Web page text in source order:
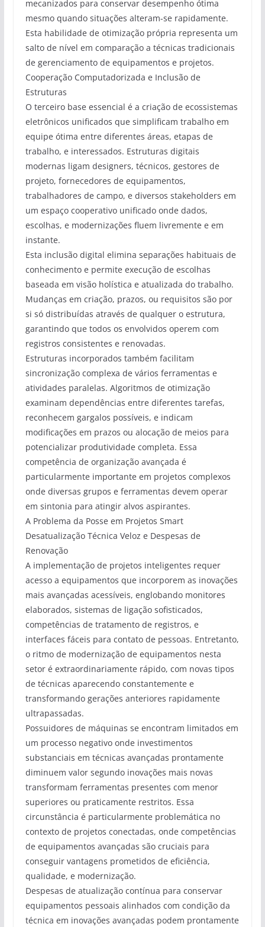
mecanizados para conservar desempenho ótima
mesmo quando situações alteram-se rapidamente.
Esta habilidade de otimização própria representa um
salto de nível em comparação a técnicas tradicionais
de gerenciamento de equipamentos e projetos.
Cooperação Computadorizada e Inclusão de
Estruturas
O terceiro base essencial é a criação de ecossistemas
eletrônicos unificados que simplificam trabalho em
equipe ótima entre diferentes áreas, etapas de
trabalho, e interessados. Estruturas digitais
modernas ligam designers, técnicos, gestores de
projeto, fornecedores de equipamentos,
trabalhadores de campo, e diversos stakeholders em
um espaço cooperativo unificado onde dados,
escolhas, e modernizações fluem livremente e em
instante.
Esta inclusão digital elimina separações habituais de
conhecimento e permite execução de escolhas
baseada em visão holística e atualizada do trabalho.
Mudanças em criação, prazos, ou requisitos são por
si só distribuídas através de qualquer o estrutura,
garantindo que todos os envolvidos operem com
registros consistentes e renovadas.
Estruturas incorporados também facilitam
sincronização complexa de vários ferramentas e
atividades paralelas. Algoritmos de otimização
examinam dependências entre diferentes tarefas,
reconhecem gargalos possíveis, e indicam
modificações em prazos ou alocação de meios para
potencializar produtividade completa. Essa
competência de organização avançada é
particularmente importante em projetos complexos
onde diversas grupos e ferramentas devem operar
em sintonia para atingir alvos aspirantes.
A Problema da Posse em Projetos Smart
Desatualização Técnica Veloz e Despesas de
Renovação
A implementação de projetos inteligentes requer
acesso a equipamentos que incorporem as inovações
mais avançadas acessíveis, englobando monitores
elaborados, sistemas de ligação sofisticados,
competências de tratamento de registros, e
interfaces fáceis para contato de pessoas. Entretanto,
o ritmo de modernização de equipamentos nesta
setor é extraordinariamente rápido, com novas tipos
de técnicas aparecendo constantemente e
transformando gerações anteriores rapidamente
ultrapassadas.
Possuidores de máquinas se encontram limitados em
um processo negativo onde investimentos
substanciais em técnicas avançadas prontamente
diminuem valor segundo inovações mais novas
transformam ferramentas presentes com menor
superiores ou praticamente restritos. Essa
circunstância é particularmente problemática no
contexto de projetos conectadas, onde competências
de equipamentos avançadas são cruciais para
conseguir vantagens prometidos de eficiência,
qualidade, e modernização.
Despesas de atualização contínua para conservar
equipamentos pessoais alinhados com condição da
técnica em inovações avançadas podem prontamente